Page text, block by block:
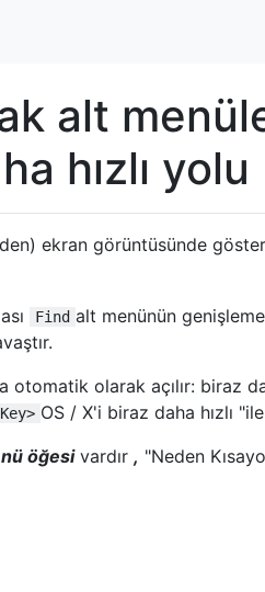
alt
hızlı yolu
ekran görüntüsünde
Find alt menünün
otomatik olarak açılır: biraz
OS / X'i biraz daha hızlı
öğesivardır , "Neden